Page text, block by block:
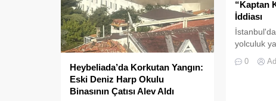
Heybeliada’da Korkutan Yangın:
Eski Deniz Harp Okulu
Binasının Çatısı Alev Aldı
“Kaptan
İddiası
yolculuk
da pes"
0